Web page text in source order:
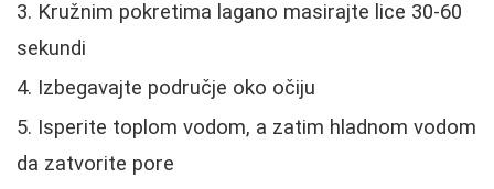
Kružnim pokretima lagano masirajte lice 30-60
sekundi
Izbegavajte područje oko očiju
Isperite toplom vodom, a zatim hladnom vodom
da zatvorite pore